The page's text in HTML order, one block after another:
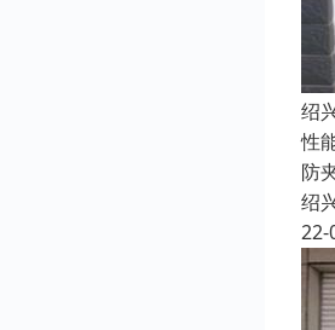
绍
性
防
绍
22-